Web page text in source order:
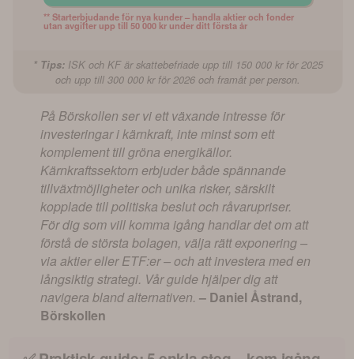
** Starterbjudande för nya kunder – handla aktier och fonder
utan avgifter upp till 50 000 kr under ditt första år
* Tips:ISK och KF är skattebefriade upp till 150 000 kr för 2025
och upp till 300 000 kr för 2026 och framåt per person.
På Börskollen ser vi ett växande intresse för
investeringar i kärnkraft, inte minst som ett
komplement till gröna energikällor.
Kärnkraftssektorn erbjuder både spännande
tillväxtmöjligheter och unika risker, särskilt
kopplade till politiska beslut och råvarupriser.
För dig som vill komma igång handlar det om att
förstå de största bolagen, välja rätt exponering –
via aktier eller ETF:er – och att investera med en
långsiktig strategi. Vår guide hjälper dig att
navigera bland alternativen.– Daniel Åstrand,
Börskollen